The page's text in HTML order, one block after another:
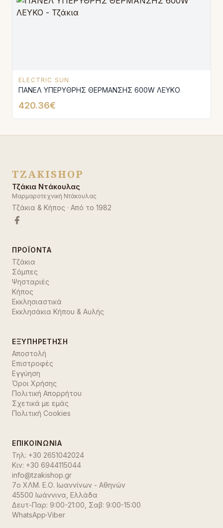
ELECTRIC SUN
ΠΑΝΕΛ ΥΠΕΡΥΘΡΗΣ ΘΕΡΜΑΝΣΗΣ 600W ΛΕΥΚΟ
420.36€
TZAKISHOP
Τζάκια Ντάκουλας
Μαρμαροτεχνική Ντάκουλας
Τζάκια & Κήπος · Από το 1982
ΠΡΟΪΌΝΤΑ
Τζάκια
Σόμπες
Ψησταριές
Κήπος
Εκκλησιαστικά
Εκκλησάκια Κήπου & Αυλής
ΕΞΥΠΗΡΈΤΗΣΗ
Αποστολή
Επιστροφές
Εγγύηση
Όροι Χρήσης
Πολιτική Απορρήτου
Σχετικά με εμάς
Πολιτική Cookies
ΕΠΙΚΟΙΝΩΝΊΑ
Τηλ: +30 2651042024
Κιν: +30 6944115044
info@tzakishop.gr
7ο ΧΛΜ. Ε.Ο. Ιωαννίνων - Αθηνών
45500 Ιωάννινα Ελλάδα
Δευτ-Παρ: 9:00-21:00, Σαβ: 9:00-15:00
WhatsApp·Viber